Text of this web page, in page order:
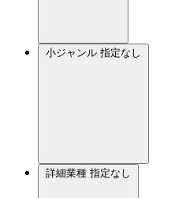
小ジャンル 指定なし
詳細業種 指定なし